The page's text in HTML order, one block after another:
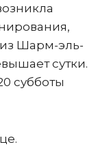
Шарм-эль-
сутки.
субботы